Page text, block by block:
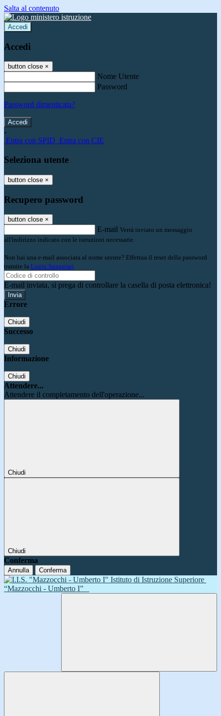
Salta al contenuto
Accedi
Accedi
button close ×
Nome Utente
Password
Password dimenticata?
-
Entra con SPID Entra con CIE
Seleziona utente
button close ×
Recupero password
button close ×
E-mail Verrà inviato un messaggio
all'indirizzo indicato con le istruzioni necessarie.
Non hai una e-mail associata al nome utente? Effettua il reset della password
tramite la Login Spaggiari
E-mail inviata, si prega di controllare la casella di posta elettronica!
Errore
Chiudi
Successo
Chiudi
Informazione
Chiudi
Attendere...
Attendere il completamento dell'operazione...
Chiudi
Chiudi
Conferma
Annulla Conferma
Istituto di Istruzione Superiore
“Mazzocchi - Umberto I”